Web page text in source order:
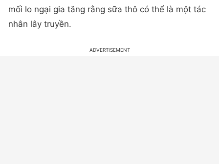
mối lo ngại gia tăng rằng sữa thô có thể là một tác
nhân lây truyền.